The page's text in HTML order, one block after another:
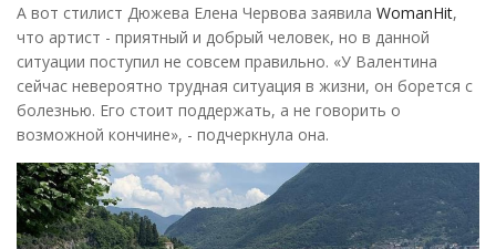
А вот стилист Дюжева Елена Червова заявила WomanHit,
что артист - приятный и добрый человек, но в данной
ситуации поступил не совсем правильно. «У Валентина
сейчас невероятно трудная ситуация в жизни, он борется с
болезнью. Его стоит поддержать, а не говорить о
возможной кончине», - подчеркнула она.